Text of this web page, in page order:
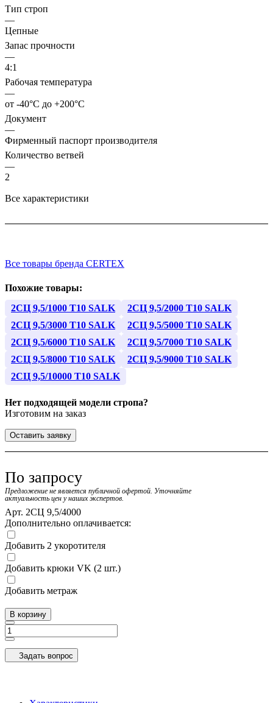
Тип строп
—
Цепные
Запас прочности
—
4:1
Рабочая температура
—
от -40°C до +200°C
Документ
—
Фирменный паспорт производителя
Количество ветвей
—
2
Все характеристики
Все товары бренда CERTEX
Похожие товары:
2СЦ 9,5/1000 Т10 SALK
2СЦ 9,5/2000 Т10 SALK
2СЦ 9,5/3000 Т10 SALK
2СЦ 9,5/5000 Т10 SALK
2СЦ 9,5/6000 Т10 SALK
2СЦ 9,5/7000 Т10 SALK
2СЦ 9,5/8000 Т10 SALK
2СЦ 9,5/9000 Т10 SALK
2СЦ 9,5/10000 Т10 SALK
Нет подходящей модели стропа?
Изготовим на заказ
Оставить заявку
По запросу
Предложение не является публичной офертой. Уточняйте
актуальность цен у наших экспертов.
Арт. 2СЦ 9,5/4000
Дополнительно оплачивается:
Добавить 2 укоротителя
Добавить крюки VK (2 шт.)
Добавить метраж
В корзину
Задать вопрос